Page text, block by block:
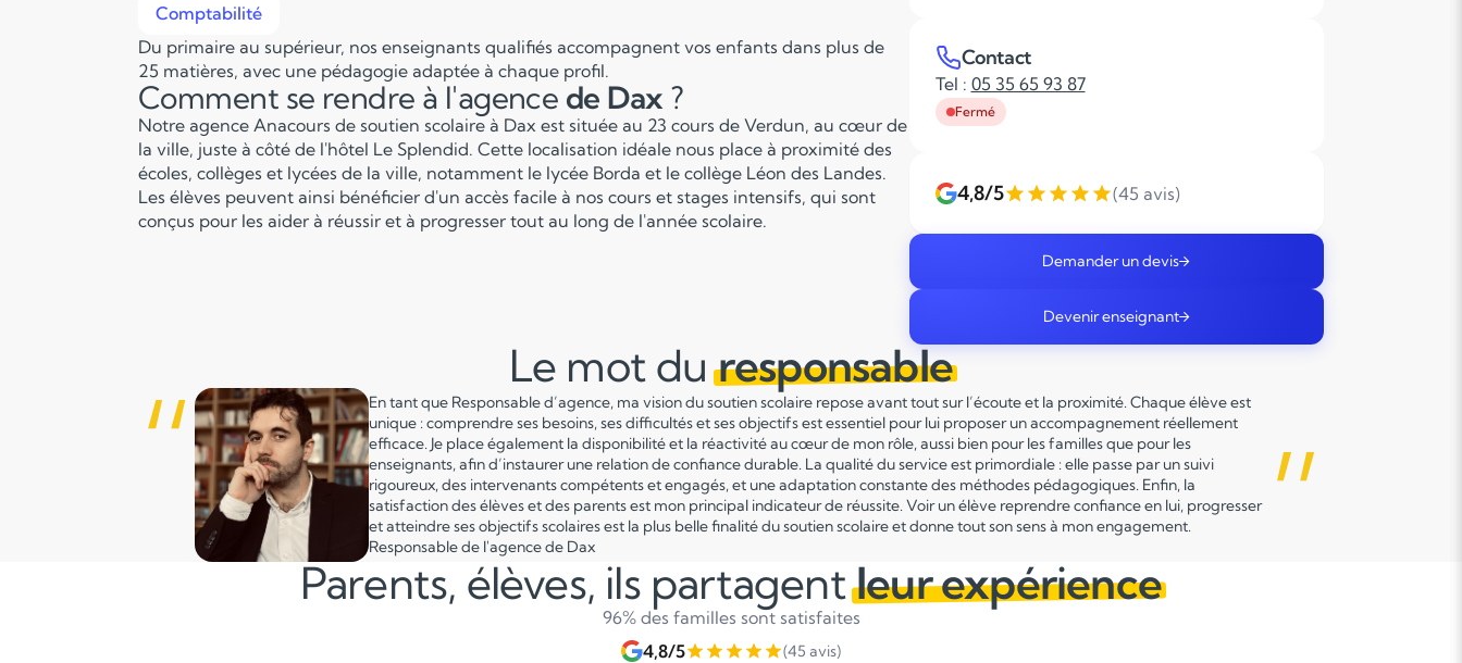
Comptabilité
Du primaire au supérieur, nos enseignants qualifiés accompagnent vos enfants dans plus de
25 matières, avec une pédagogie adaptée à chaque profil.
Comment se rendre à l'agence de Dax ?
Notre agence Anacours de soutien scolaire à Dax est située au 23 cours de Verdun, au cœur de
la ville, juste à côté de l'hôtel Le Splendid. Cette localisation idéale nous place à proximité des
écoles, collèges et lycées de la ville, notamment le lycée Borda et le collège Léon des Landes.
Les élèves peuvent ainsi bénéficier d'un accès facile à nos cours et stages intensifs, qui sont
conçus pour les aider à réussir et à progresser tout au long de l'année scolaire.
Contact
Tel : 05 35 65 93 87
Fermé
4,8/5 (45 avis)
Demander un devis
Devenir enseignant
Le mot duresponsable
“
En tant que Responsable d’agence, ma vision du soutien scolaire repose avant tout sur l’écoute et la proximité. Chaque élève est
unique : comprendre ses besoins, ses difficultés et ses objectifs est essentiel pour lui proposer un accompagnement réellement
efficace. Je place également la disponibilité et la réactivité au cœur de mon rôle, aussi bien pour les familles que pour les
enseignants, afin d’instaurer une relation de confiance durable. La qualité du service est primordiale : elle passe par un suivi
rigoureux, des intervenants compétents et engagés, et une adaptation constante des méthodes pédagogiques. Enfin, la
satisfaction des élèves et des parents est mon principal indicateur de réussite. Voir un élève reprendre confiance en lui, progresser
et atteindre ses objectifs scolaires est la plus belle finalité du soutien scolaire et donne tout son sens à mon engagement.
Responsable de l'agence de Dax
”
Parents, élèves, ils partagentleur expérience
96% des familles sont satisfaites
4,8/5
(45 avis)